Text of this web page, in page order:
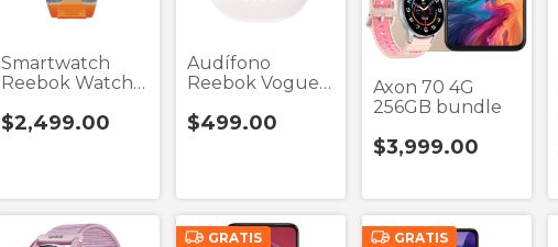
Smartwatch
Reebok Watch
Audífonos Tws
$2,499.00
Audífono
Reebok Vogue
$499.00
Axon 70 4G
256GB bundle
$3,999.00
GRATIS GRATIS